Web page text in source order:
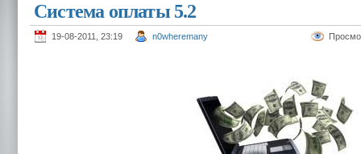
Система оплаты 5.2
19-08-2011, 23:19 n0wheremany